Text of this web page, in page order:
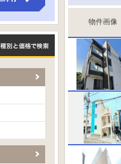
物件画像